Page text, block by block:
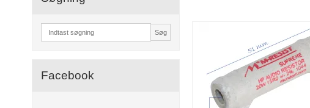
Søg
Facebook